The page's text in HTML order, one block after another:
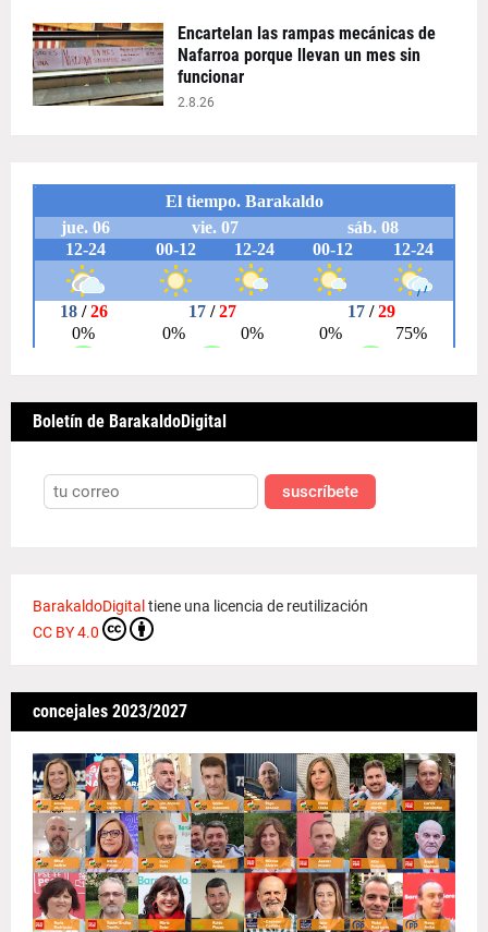
Encartelan las rampas mecánicas de
Nafarroa porque llevan un mes sin
funcionar
2.8.26
Boletín de BarakaldoDigital
suscríbete
BarakaldoDigital tiene una licencia de reutilización
CC BY 4.0
concejales 2023/2027